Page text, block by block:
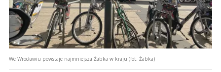
We Wrocławiu powstaje najmniejsza Żabka w kraju (fot. Żabka)